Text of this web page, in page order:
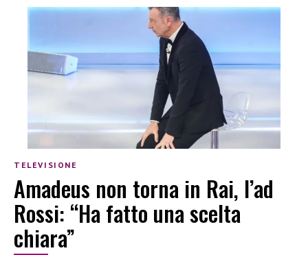
TELEVISIONE
Amadeus non torna in Rai, l’ad
Rossi: “Ha fatto una scelta
chiara”